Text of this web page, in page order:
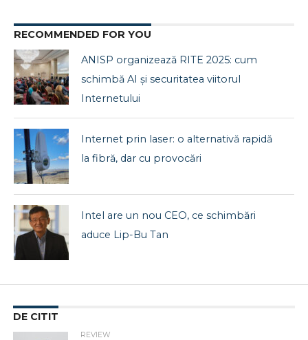
RECOMMENDED FOR YOU
ANISP organizează RITE 2025: cum
schimbă AI și securitatea viitorul
Internetului
Internet prin laser: o alternativă rapidă
la fibră, dar cu provocări
Intel are un nou CEO, ce schimbări
aduce Lip-Bu Tan
DE CITIT
REVIEW